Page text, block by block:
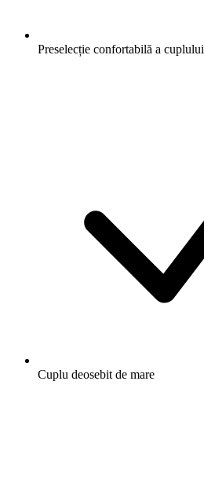
Preselecție confortabilă a cuplului
Cuplu deosebit de mare